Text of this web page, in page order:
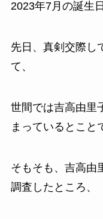
2023年7月の誕生
先日、真剣交際し
て、
世間では吉高由里
まっているとこと
そもそも、吉高由
調査したところ、